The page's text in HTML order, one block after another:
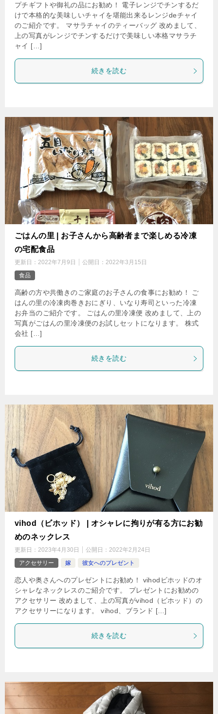
プチギフトや御礼の品にお勧め！ 電子レンジでチンするだ
けで本格的な美味しいチャイを堪能出来るレンジdeチャイ
のご紹介です。 マサラチャイのティーバッグ 改めまして、
上の写真がレンジでチンするだけで美味しい本格マサラチ
ャイ […]
続きを読む
ごはんの里 | お子さんから高齢者まで楽しめる冷凍
の宅配食品
更新日： 2022年7月9日 公開日： 2022年3月15日
食品
高齢の方や共働きのご家庭のお子さんの食事にお勧め！ ご
はんの里の冷凍肉巻きおにぎり、いなり寿司といった冷凍
お弁当のご紹介です。 ごはんの里冷凍便 改めまして、上の
写真がごはんの里冷凍便のお試しセットになります。 株式
会社 […]
続きを読む
vihod（ビホッド） | オシャレに拘りが有る方にお勧
めのネックレス
更新日： 2023年4月30日 公開日： 2022年2月24日
アクセサリー
嫁 彼女へのプレゼント
恋人や奥さんへのプレゼントにお勧め！ vihodビホッドのオ
シャレなネックレスのご紹介です。 プレゼントにお勧めの
アクセサリー 改めまして、上の写真がvihod（ビホッド）の
アクセサリーになります。 vihod、ブランド […]
続きを読む